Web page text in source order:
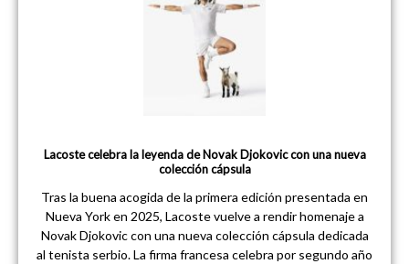
Lacoste celebra la leyenda de Novak Djokovic con una nueva
colección cápsula
Tras la buena acogida de la primera edición presentada en
Nueva York en 2025, Lacoste vuelve a rendir homenaje a
Novak Djokovic con una nueva colección cápsula dedicada
al tenista serbio. La firma francesa celebra por segundo año